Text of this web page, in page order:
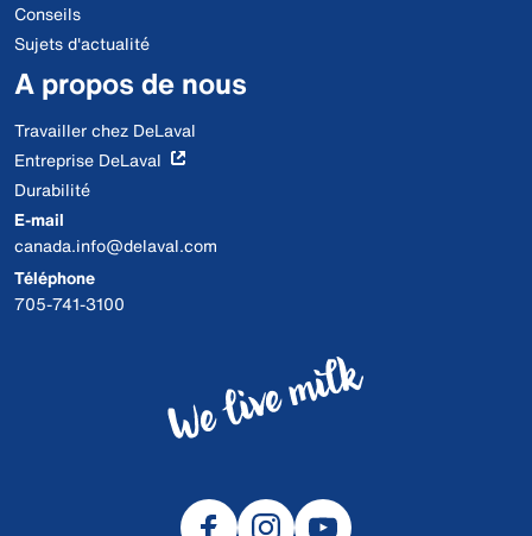
Conseils
Sujets d'actualité
A propos de nous
Travailler chez DeLaval
Entreprise DeLaval
Durabilité
E-mail
canada.info@delaval.com
Téléphone
705-741-3100